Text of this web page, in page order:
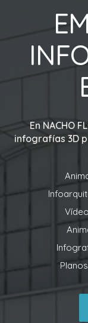
En NACHO
infografías 3D